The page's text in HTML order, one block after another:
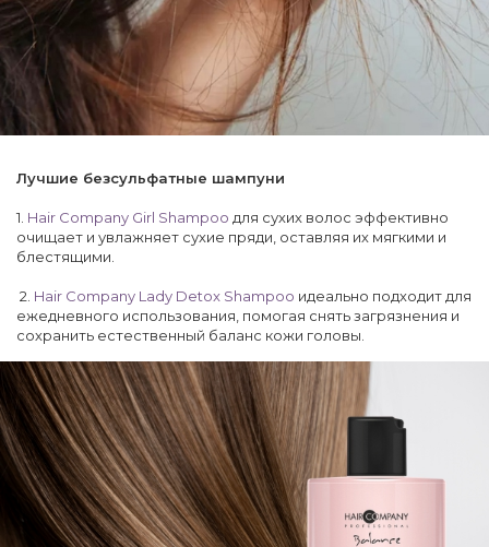
Лучшие безсульфатные шампуни
1. Hair Company Girl Shampoo для сухих волос эффективно
очищает и увлажняет сухие пряди, оставляя их мягкими и
блестящими.
2. Hair Company Lady Detox Shampoo идеально подходит для
ежедневного использования, помогая снять загрязнения и
сохранить естественный баланс кожи головы.